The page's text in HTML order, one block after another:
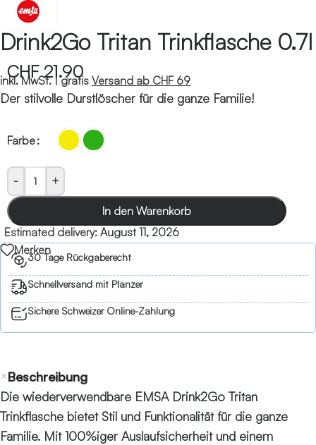
Drink2Go Tritan Trinkflasche 0.7l
CHF21.90
inkl. MwSt. |gratis Versand ab CHF 69
Der stilvolle Durstlöscher für die ganze Familie!
Farbe
- +
In den Warenkorb
Estimated delivery: August 11, 2026
Merken
30 Tage Rückgaberecht
Schnellversand mit Planzer
Sichere Schweizer Online-Zahlung
Beschreibung
Die wiederverwendbare EMSA Drink2Go Tritan
Trinkflasche bietet Stil und Funktionalität für die ganze
Familie. Mit 100%iger Auslaufsicherheit und einem